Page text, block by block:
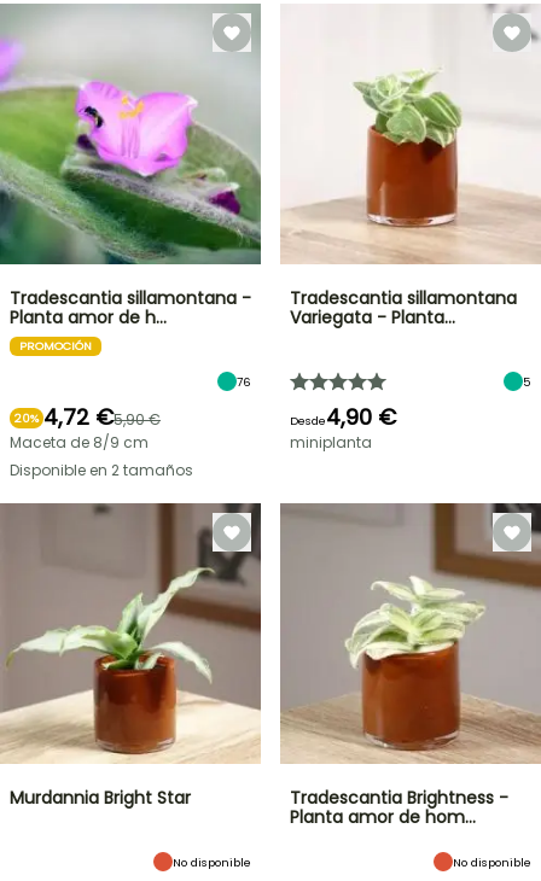
Tradescantia sillamontana -
Planta amor de h…
PROMOCIÓN
76
20% 4,72 €5,90 €
Maceta de 8/9 cm
Disponible en 2 tamaños
Tradescantia sillamontana
Variegata - Planta…
5
Desde4,90 €
miniplanta
Murdannia Bright Star
No disponible
Tradescantia Brightness -
Planta amor de hom…
No disponible